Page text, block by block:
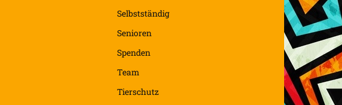
Selbstständig
Senioren
Spenden
Team
Tierschutz